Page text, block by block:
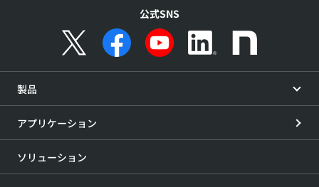
公式SNS
製品
アプリケーション
ソリューション